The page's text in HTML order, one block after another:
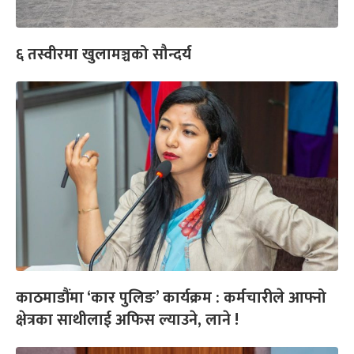
६ तस्वीरमा खुलामञ्चको सौन्दर्य
काठमाडौंमा ‘कार पुलिङ’ कार्यक्रम : कर्मचारीले आफ्नो
क्षेत्रका साथीलाई अफिस ल्याउने, लाने !